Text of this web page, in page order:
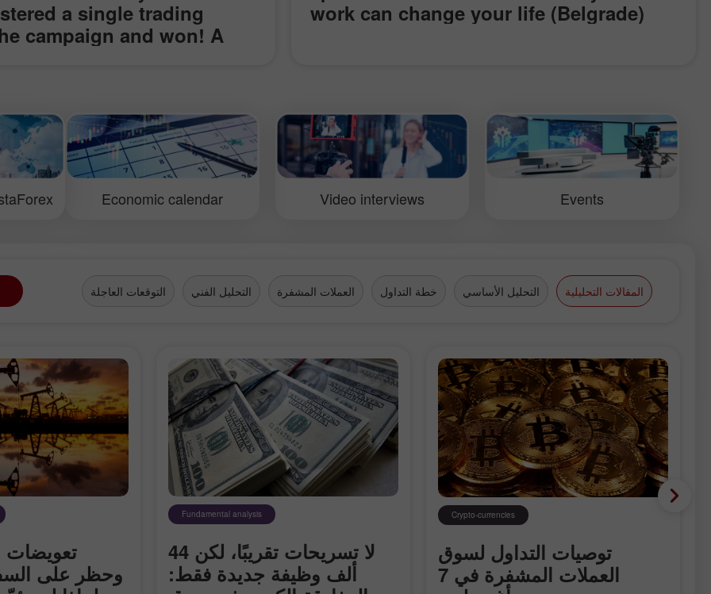
a single trading
campaign and won! A
main prize!
work can change your life (Belgrade)
Events
Video interviews
Economic calendar
المقالات التحليلية التحليل الأساسي خطة التداول العملات المشفرة التحليل الفني التوقعات العاجلة
تعويضات
وحظر على
Fundamental analysis
لا تسريحات تقريبًا، لكن 44
ألف وظيفة جديدة فقط:
Crypto-currencies
توصيات التداول لسوق
العملات المشفرة في 7